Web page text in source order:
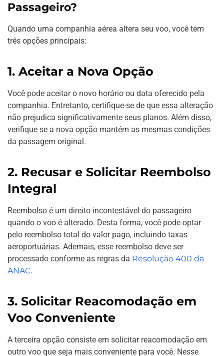
Passageiro?
Quando uma companhia aérea altera seu voo, você tem
três opções principais:
1. Aceitar a Nova Opção
Você pode aceitar o novo horário ou data oferecido pela
companhia. Entretanto, certifique-se de que essa alteração
não prejudica significativamente seus planos. Além disso,
verifique se a nova opção mantém as mesmas condições
da passagem original.
2. Recusar e Solicitar Reembolso
Integral
Reembolso é um direito incontestável do passageiro
quando o voo é alterado. Desta forma, você pode optar
pelo reembolso total do valor pago, incluindo taxas
aeroportuárias. Ademais, esse reembolso deve ser
processado conforme as regras da Resolução 400 da
ANAC.
3. Solicitar Reacomodação em
Voo Conveniente
A terceira opção consiste em solicitar reacomodação em
outro voo que seja mais conveniente para você. Nesse